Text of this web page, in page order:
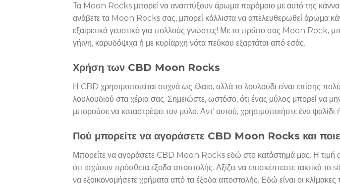
Τα Moon Rocks μπορεί να αναπτύξουν άρωμα παρόμοιο με αυτό της
ανάβετε τα Moon Rocks σας, μπορεί κάλλιστα να απελευθερωθεί άρωμα
εξαιρετικά γευστικό για πολλούς γνώστες! Με το πρώτο σας Moon Rock,
γήινη, καρυδόψιχα ή με κυρίαρχη νότα πεύκου εξαρτάται από εσάς.
Χρήση των CBD Moon Rocks
Η CBD χρησιμοποιείται συχνά ως έλαιο, αλλά το λουλούδι είναι επίσης
λουλουδιού στα χέρια σας. Σημειώστε, ωστόσο, ότι ένας μύλος μπορεί
μπορούσε να καταστρέψει τον μύλο. Αντ‘ αυτού, χρησιμοποιήστε ένα
Πού μπορείτε να αγοράσετε CBD Moon Rocks και ποιες
Μπορείτε να αγοράσετε CBD Moon Rocks εδώ στο κατάστημά μας. Η τιμή
ότι ισχύουν πρόσθετα έξοδα αποστολής. Αξίζει να επισκέπτεστε τακτικά
να εξοικονομήσετε χρήματα από τα έξοδα αποστολής. Εδώ είναι οι κλίμακες